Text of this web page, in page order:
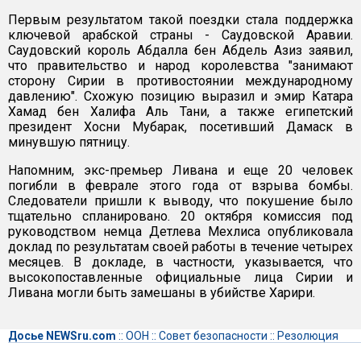
Первым результатом такой поездки стала поддержка
ключевой арабской страны - Саудовской Аравии.
Саудовский король Абдалла бен Абдель Азиз заявил,
что правительство и народ королевства "занимают
сторону Сирии в противостоянии международному
давлению". Схожую позицию выразил и эмир Катара
Хамад бен Халифа Аль Тани, а также египетский
президент Хосни Мубарак, посетивший Дамаск в
минувшую пятницу.
Напомним, экс-премьер Ливана и еще 20 человек
погибли в феврале этого года от взрыва бомбы.
Следователи пришли к выводу, что покушение было
тщательно спланировано. 20 октября комиссия под
руководством немца Детлева Мехлиса опубликовала
доклад по результатам своей работы в течение четырех
месяцев. В докладе, в частности, указывается, что
высокопоставленные официальные лица Сирии и
Ливана могли быть замешаны в убийстве Харири.
Досье NEWSru.com :: ООН :: Совет безопасности :: Резолюция